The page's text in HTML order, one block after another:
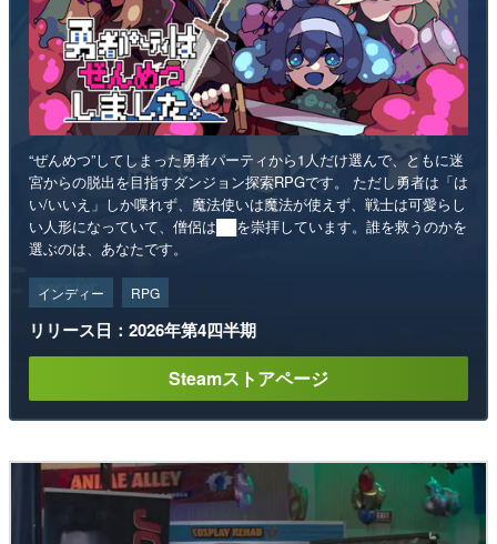
“ぜんめつ”してしまった勇者パーティから1人だけ選んで、ともに迷
宮からの脱出を目指すダンジョン探索RPGです。 ただし勇者は「は
い/いいえ」しか喋れず、魔法使いは魔法が使えず、戦士は可愛らし
い人形になっていて、僧侶は██を崇拝しています。誰を救うのかを
選ぶのは、あなたです。
インディー RPG
リリース日：2026年第4四半期
Steamストアページ